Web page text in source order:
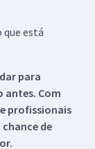
que está
para
antes. Com
profissionais
de